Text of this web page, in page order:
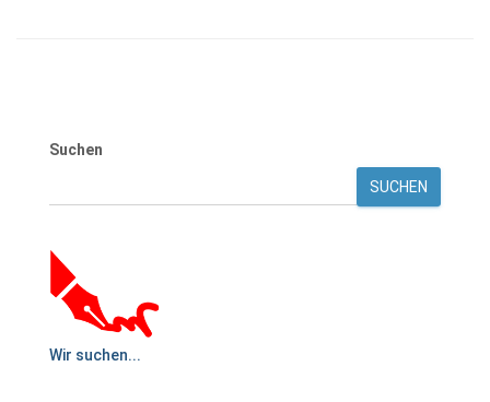
Suchen
SUCHEN
Wir suchen...